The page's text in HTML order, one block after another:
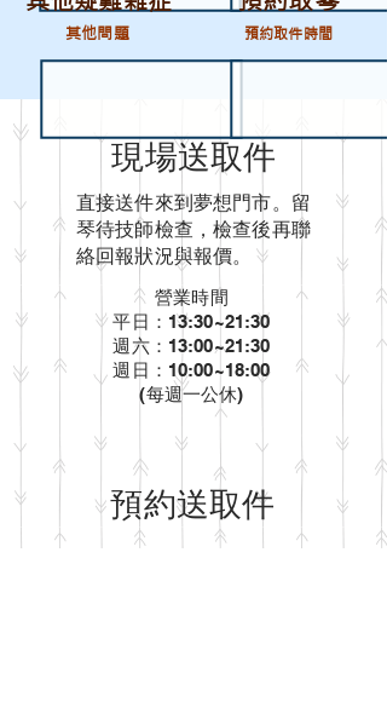
其他問題 預約取件時間
現場送取件
直接送件來到夢想門市。留
琴待技師檢查，檢查後再聯
絡回報狀況與報價。
營業時間
平日：13:30~21:30
週六：13:00~21:30
​週日：10:00~18:00
​(每週一公休)
​預約送取件